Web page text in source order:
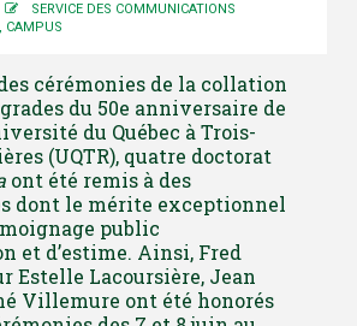
SERVICE DES COMMUNICATIONS
, CAMPUS
cérémonies de la collation
du 50e anniversaire de
du Québec à Trois-
(UQTR), quatre doctorat
ont été remis à des
dont le mérite exceptionnel
public
et d’estime. Ainsi, Fred
Estelle Lacoursière, Jean
Villemure ont été honorés